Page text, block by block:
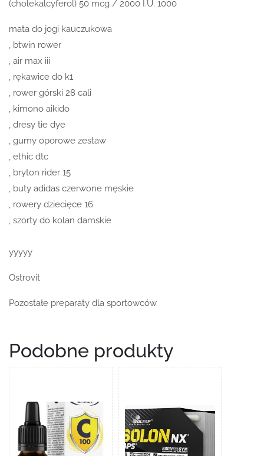
(cholekalcyferol) 50 mcg / 2000 I.U. 1000
mata do jogi kauczukowa
, btwin rower
, air max iii
, rękawice do k1
, rower górski 28 cali
, kimono aikido
, dresy tie dye
, gumy oporowe zestaw
, ethic dtc
, bryton rider 15
, buty adidas czerwone męskie
, rowery dziecięce 16
, szorty do kolan damskie
yyyyy
Ostrovit
Pozostałe preparaty dla sportowców
Podobne produkty